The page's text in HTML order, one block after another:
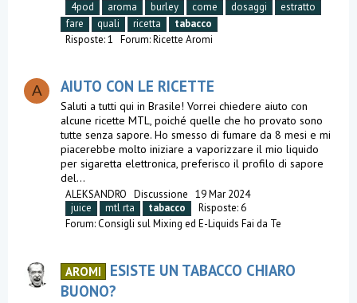
4pod
aroma burley come dosaggi
estratto
fare
quali ricetta
tabacco
Risposte: 1 Forum:Ricette Aromi
A AIUTO CON LE RICETTE
Saluti a tutti qui in Brasile! Vorrei chiedere aiuto con
alcune ricette MTL, poiché quelle che ho provato sono
tutte senza sapore. Ho smesso di fumare da 8 mesi e mi
piacerebbe molto iniziare a vaporizzare il mio liquido
per sigaretta elettronica, preferisco il profilo di sapore
del...
ALEKSANDRO Discussione 19 Mar 2024
juice
mtl rta tabacco
Risposte: 6
Forum:Consigli sul Mixing ed E-Liquids Fai da Te
AROMI
ESISTE UN TABACCO CHIARO
BUONO?